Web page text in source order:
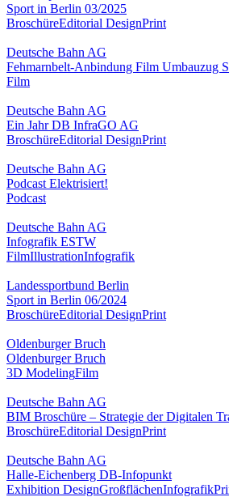
Sport in Berlin 03/2025
BroschüreEditorial DesignPrint
Deutsche Bahn AG
Fehmarnbelt-Anbindung Film Umbauzug
Film
Deutsche Bahn AG
Ein Jahr DB InfraGO AG
BroschüreEditorial DesignPrint
Deutsche Bahn AG
Podcast Elektrisiert!
Podcast
Deutsche Bahn AG
Infografik ESTW
FilmIllustrationInfografik
Landessportbund Berlin
Sport in Berlin 06/2024
BroschüreEditorial DesignPrint
Oldenburger Bruch
Oldenburger Bruch
3D ModelingFilm
Deutsche Bahn AG
BIM Broschüre – Strategie der Digitalen
BroschüreEditorial DesignPrint
Deutsche Bahn AG
Halle-Eichenberg DB-Infopunkt
Exhibition DesignGroßflächenInfografik